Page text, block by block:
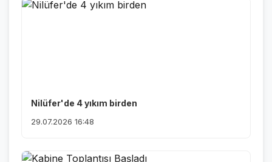
Nilüfer'de 4 yıkım birden
29.07.2026 16:48